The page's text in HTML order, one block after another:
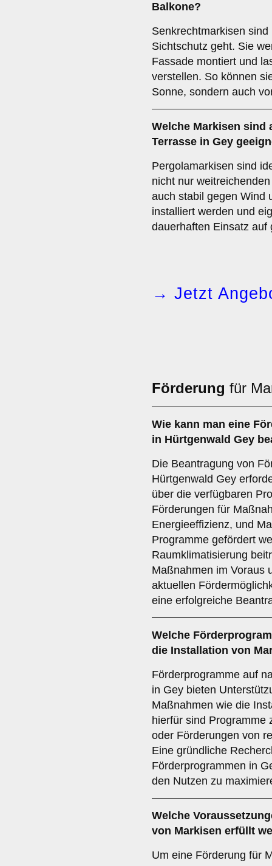
Balkone?
Senkrechtmarkisen
Sichtschutz geht. Sie
Fassade montiert und
verstellen. So können
Sonne, sondern auch
Welche Markisen sind
Terrasse in Gey
Pergolamarkisen sind
nicht nur
auch stabil gegen Wind
installiert werden und
dauerhaften Einsatz
→ Jetzt
Förderung für
Wie kann man eine
in Hürtgenwald Gey
Die Beantragung von
Hürtgenwald Gey
über die verfügbaren
Förderungen für
Energieeffizienz, und
Programme gefördert
Raumklimatisierung
Maßnahmen im Voraus
aktuellen
eine erfolgreiche
Welche
die Installation von
Förderprogramme auf
in Gey bieten
Maßnahmen wie die
hierfür sind Programme
oder Förderungen von
Eine gründliche
Förderprogrammen in
den Nutzen zu
Welche
von Markisen erfüllt
Um eine Förderung für